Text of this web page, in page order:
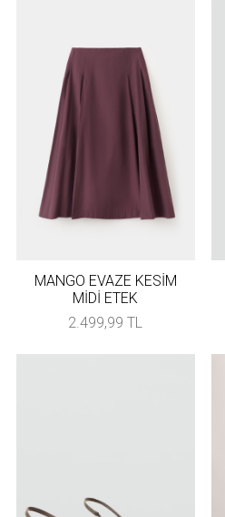
MANGO EVAZE KESİM
MİDİ ETEK
2.499,99 TL